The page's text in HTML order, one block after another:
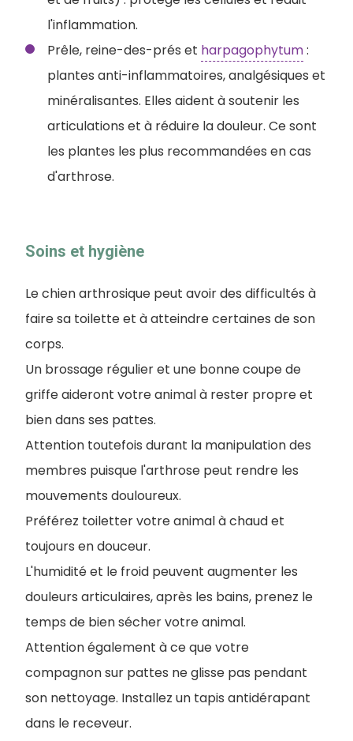
l'inflammation.
Prêle, reine-des-prés et harpagophytum:
plantes anti-inflammatoires, analgésiques et
minéralisantes. Elles aident à soutenir les
articulations et à réduire la douleur. Ce sont
les plantes les plus recommandées en cas
d'arthrose.
Soins et hygiène
Le chien arthrosique peut avoir des difficultés à
faire sa toilette et à atteindre certaines de son
corps.
Un brossage régulier et une bonne coupe de
griffe aideront votre animal à rester propre et
bien dans ses pattes.
Attention toutefois durant la manipulation des
membres puisque l'arthrose peut rendre les
mouvements douloureux.
Préférez toiletter votre animal à chaud et
toujours en douceur.
L'humidité et le froid peuvent augmenter les
douleurs articulaires, après les bains, prenez le
temps de bien sécher votre animal.
Attention également à ce que votre
compagnon sur pattes ne glisse pas pendant
son nettoyage. Installez un tapis antidérapant
dans le receveur.